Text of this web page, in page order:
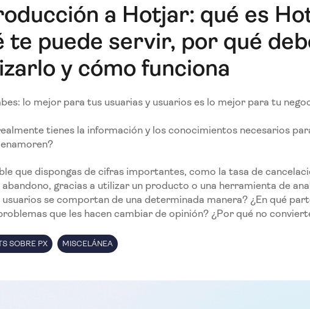
a Hotjar: qué es
te puede servir, por qué
y cómo funciona
lo mejor para tus usuarias y usuarios es lo mejor para tu
tienes la información y los conocimientos necesarios
que dispongas de cifras importantes, como la tasa de
abandono, gracias a utilizar un producto o una herramienta de
usuarios se comportan de una determinada manera? ¿En qué
que les hacen cambiar de opinión? ¿Por qué no
SOBRE PX MISCELÁNEA